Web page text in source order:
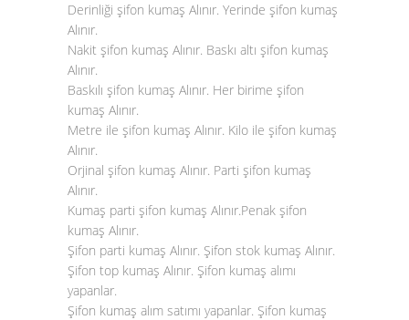
Derinliği şifon kumaş Alınır. Yerinde şifon kumaş
Alınır.
Nakit şifon kumaş Alınır. Baskı altı şifon kumaş
Alınır.
Baskılı şifon kumaş Alınır. Her birime şifon
kumaş Alınır.
Metre ile şifon kumaş Alınır. Kilo ile şifon kumaş
Alınır.
Orjinal şifon kumaş Alınır. Parti şifon kumaş
Alınır.
Kumaş parti şifon kumaş Alınır.Penak şifon
kumaş Alınır.
Şifon parti kumaş Alınır. Şifon stok kumaş Alınır.
Şifon top kumaş Alınır. Şifon kumaş alımı
yapanlar.
Şifon kumaş alım satımı yapanlar. Şifon kumaş